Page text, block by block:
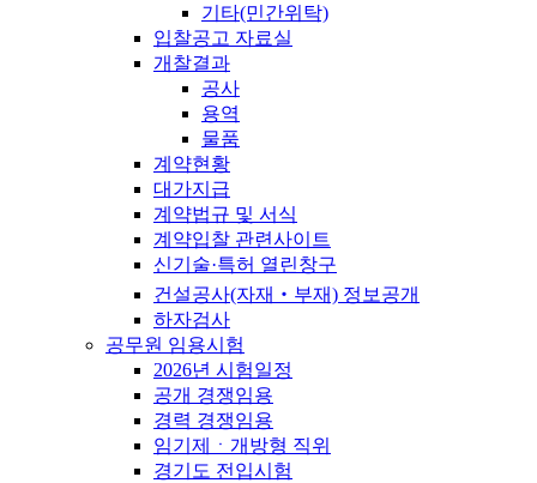
기타(민간위탁)
입찰공고 자료실
개찰결과
공사
용역
물품
계약현황
대가지급
계약법규 및 서식
계약입찰 관련사이트
신기술·특허 열린창구
건설공사(자재‧부재) 정보공개
하자검사
공무원 임용시험
2026년 시험일정
공개 경쟁임용
경력 경쟁임용
임기제ㆍ개방형 직위
경기도 전입시험